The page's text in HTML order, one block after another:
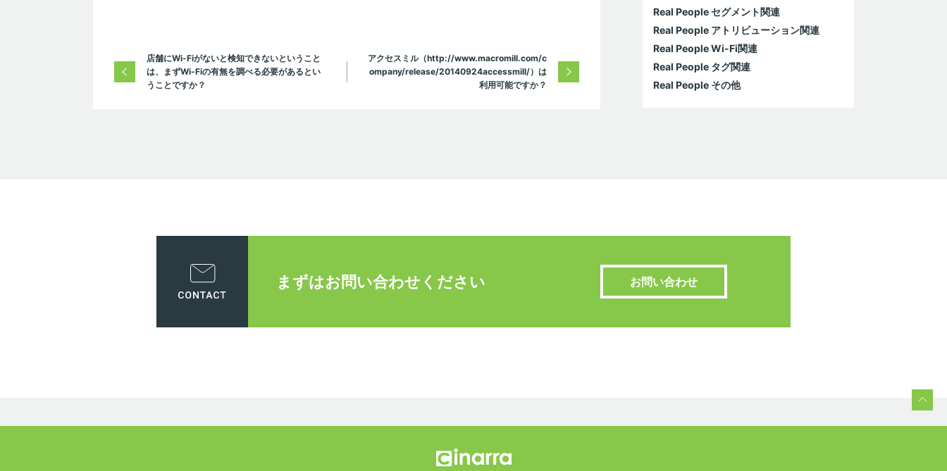
店舗にWi-Fiがないと検知できないということ
は、まずWi-Fiの有無を調べる必要があるとい
うことですか？
アクセスミル（http://www.macromill.com/c
ompany/release/20140924accessmill/）は
利用可能ですか？
Real People セグメント関連
Real People アトリビューション関連
Real People Wi-Fi関連
Real People タグ関連
Real People その他
まずはお問い合わせください お問い合わせ